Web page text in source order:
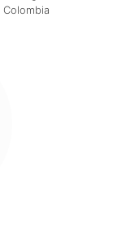
Colombia